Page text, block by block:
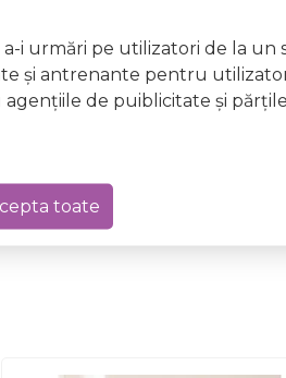
i urmări pe utilizatori de la un
şi antrenante pentru
agenţiile de puiblicitate şi părţile
toate